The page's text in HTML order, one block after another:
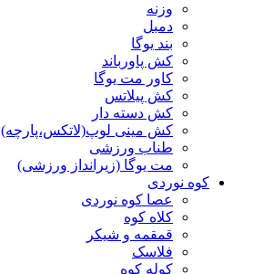
وزنه
دمبل
بند یوگا
کش پاورباند
کاور مت یوگا
کش پیلاتس
کش دسته دار
کش مینی لوپ(لاتکس،پارچه)
طناب ورزشی
مت یوگا (زیرانداز ورزشی)
کوه نوردی
عصا کوه نوردی
کلاه کوه
قمقمه و شیکر
فلاسک
کوله کوه